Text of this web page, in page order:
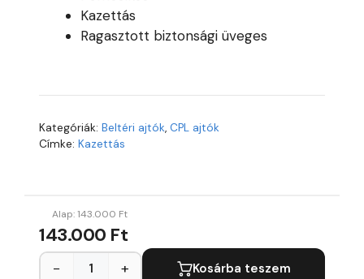
Kazettás
Ragasztott biztonsági üveges
Kategóriák: Beltéri ajtók, CPL ajtók
Címke: Kazettás
Alap:143.000 Ft
143.000 Ft
− + Kosárba teszem